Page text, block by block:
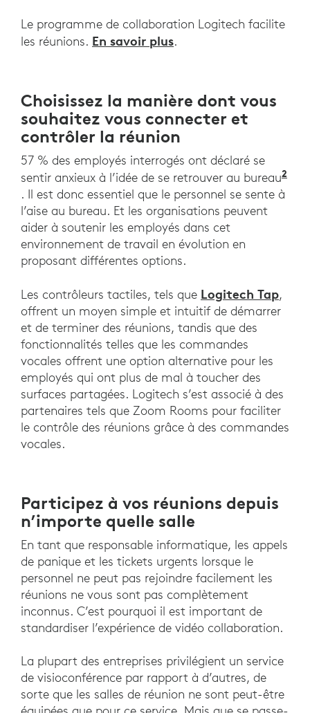
Le programme de collaboration Logitech facilite
les réunions. En savoir plus.
Choisissez la manière dont vous
souhaitez vous connecter et
contrôler la réunion
57 % des employés interrogés ont déclaré se
sentir anxieux à l’idée de se retrouver au bureau2
. Il est donc essentiel que le personnel se sente à
l’aise au bureau. Et les organisations peuvent
aider à soutenir les employés dans cet
environnement de travail en évolution en
proposant différentes options.
Les contrôleurs tactiles, tels que Logitech Tap,
offrent un moyen simple et intuitif de démarrer
et de terminer des réunions, tandis que des
fonctionnalités telles que les commandes
vocales offrent une option alternative pour les
employés qui ont plus de mal à toucher des
surfaces partagées. Logitech s’est associé à des
partenaires tels que Zoom Rooms pour faciliter
le contrôle des réunions grâce à des commandes
vocales.
Participez à vos réunions depuis
n’importe quelle salle
En tant que responsable informatique, les appels
de panique et les tickets urgents lorsque le
personnel ne peut pas rejoindre facilement les
réunions ne vous sont pas complètement
inconnus. C’est pourquoi il est important de
standardiser l’expérience de vidéo collaboration.
La plupart des entreprises privilégient un service
de visioconférence par rapport à d’autres, de
sorte que les salles de réunion ne sont peut-être